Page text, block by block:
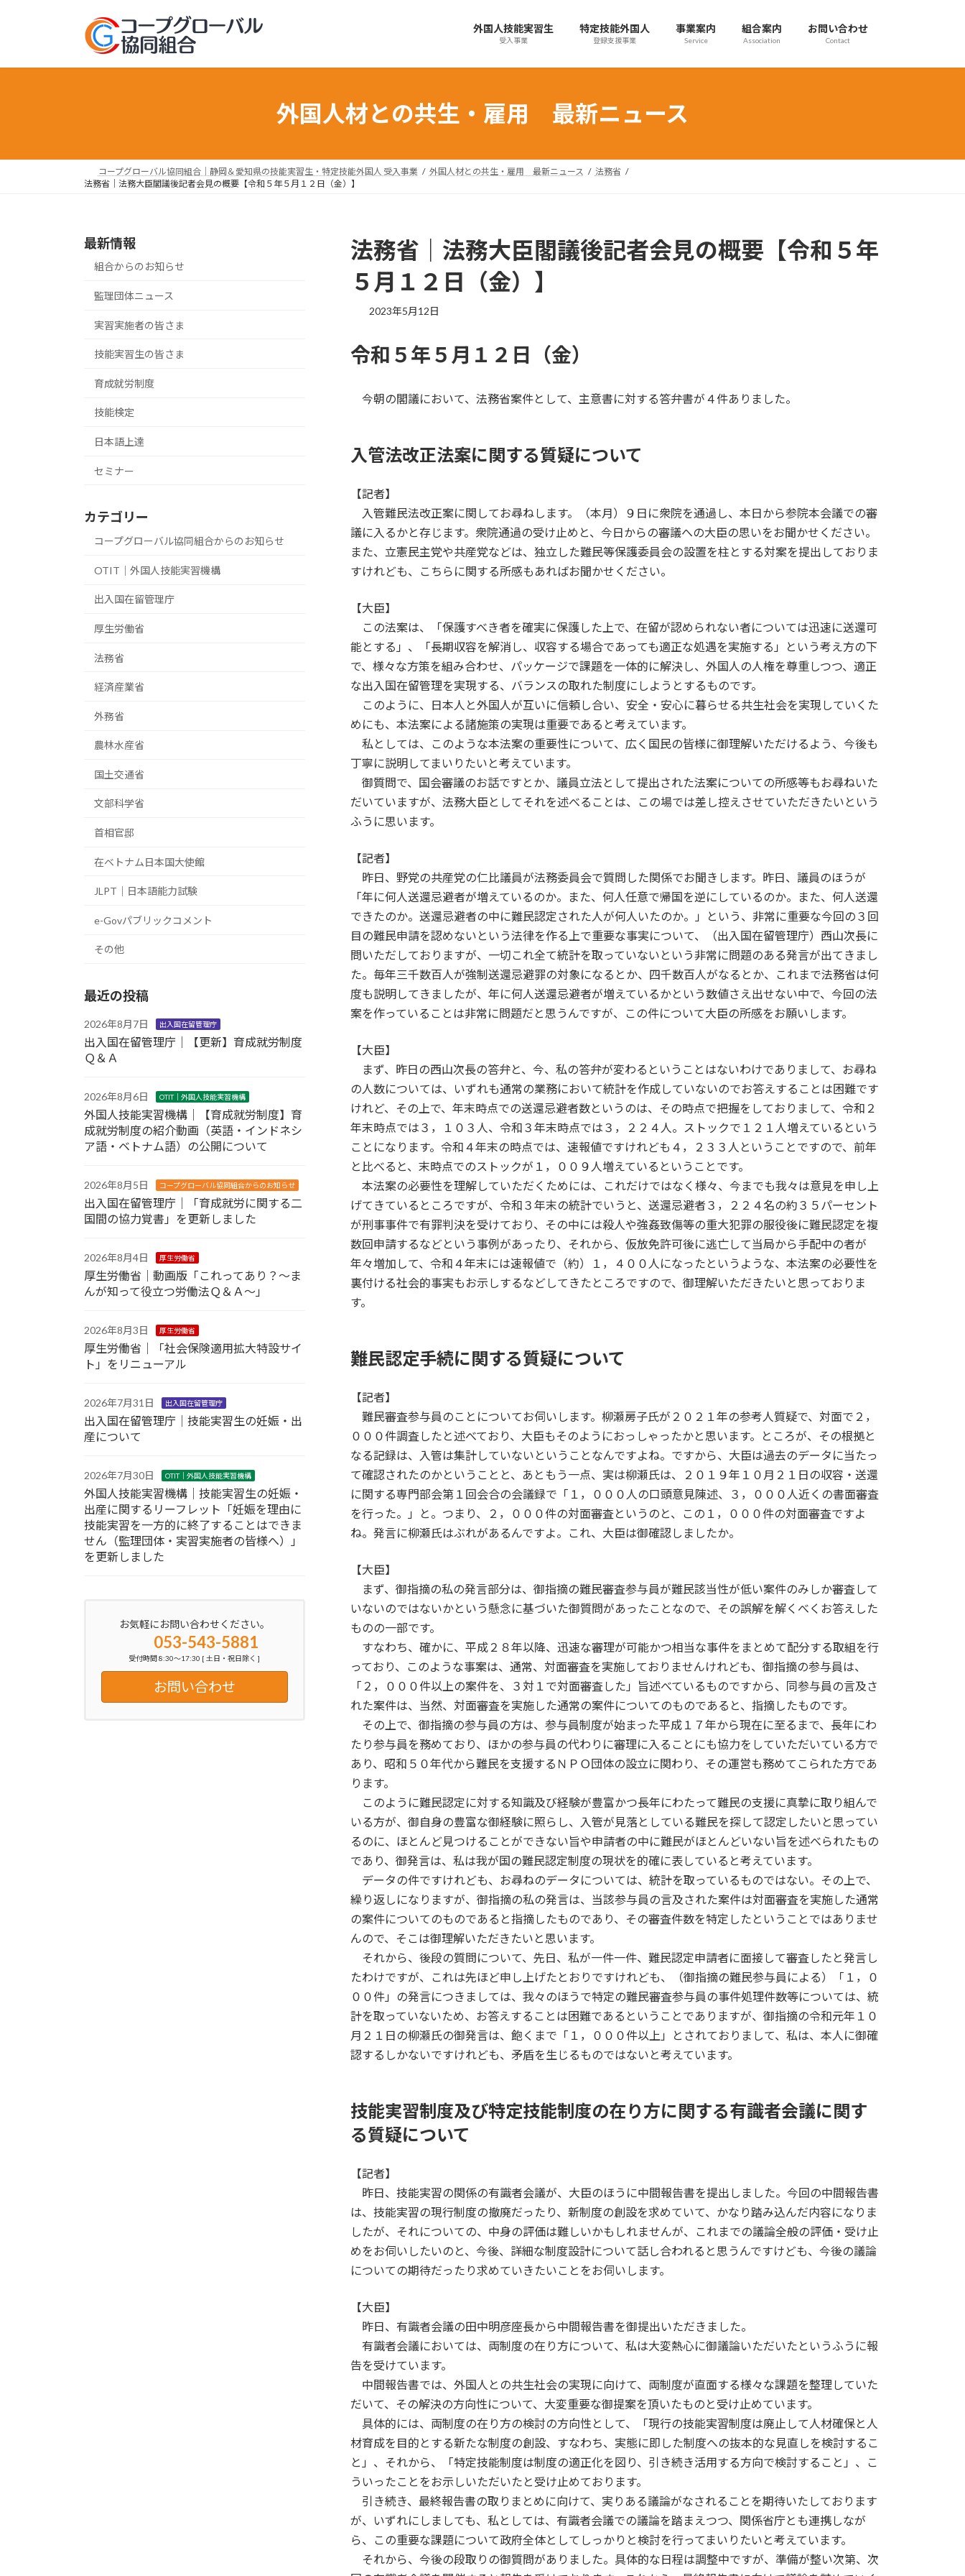
プ
動
外国人技能実習生
受入事業
特定技能外国人
登録支援事業
事業案内
Service
組合案内
Association
お問い合わせ
Contact
外国人材との共生・雇用 最新ニュース
コープグローバル協同組合｜静岡＆愛知県の技能実習生・特定技能外国人 受入事業 外国人材との共生・雇用 最新ニュース
法務省
法務省｜法務大臣閣議後記者会見の概要【令和５年５月１２日（金）】
法務省｜法務大臣閣議後記者会見の概要【令和５年
５月１２日（金）】
2023年5月12日
新
日
令和５年５月１２日（金）
今朝の閣議において、法務省案件として、主意書に対する答弁書が４件ありました。
入管法改正法案に関する質疑について
【記者】
入管難民法改正案に関してお尋ねします。（本月）９日に衆院を通過し、本日から参院本会議での審
議に入るかと存じます。衆院通過の受け止めと、今日からの審議への大臣の思いをお聞かせください。
また、立憲民主党や共産党などは、独立した難民等保護委員会の設置を柱とする対案を提出しておりま
すけれども、こちらに関する所感もあればお聞かせください。
【大臣】
この法案は、「保護すべき者を確実に保護した上で、在留が認められない者については迅速に送還可
能とする」、「長期収容を解消し、収容する場合であっても適正な処遇を実施する」という考え方の下
で、様々な方策を組み合わせ、パッケージで課題を一体的に解決し、外国人の人権を尊重しつつ、適正
な出入国在留管理を実現する、バランスの取れた制度にしようとするものです。
このように、日本人と外国人が互いに信頼し合い、安全・安心に暮らせる共生社会を実現していくた
めにも、本法案による諸施策の実現は重要であると考えています。
私としては、このような本法案の重要性について、広く国民の皆様に御理解いただけるよう、今後も
丁寧に説明してまいりたいと考えています。
御質問で、国会審議のお話ですとか、議員立法として提出された法案についての所感等もお尋ねいた
だいていますが、法務大臣としてそれを述べることは、この場では差し控えさせていただきたいという
ふうに思います。
【記者】
昨日、野党の共産党の仁比議員が法務委員会で質問した関係でお聞きします。昨日、議員のほうが
「年に何人送還忌避者が増えているのか。また、何人任意で帰国を逆にしているのか。また、何人送還
できたのか。送還忌避者の中に難民認定された人が何人いたのか。」という、非常に重要な今回の３回
目の難民申請を認めないという法律を作る上で重要な事実について、（出入国在留管理庁）西山次長に
問いただしておりますが、一切これ全て統計を取っていないという非常に問題のある発言が出てきまし
た。毎年三千数百人が強制送還忌避罪の対象になるとか、四千数百人がなるとか、これまで法務省は何
度も説明してきましたが、年に何人送還忌避者が増えているかという数値さえ出せない中で、今回の法
案を作っていることは非常に問題だと思うんですが、この件について大臣の所感をお願いします。
【大臣】
まず、昨日の西山次長の答弁と、今、私の答弁が変わるということはないわけでありまして、お尋ね
の人数については、いずれも通常の業務において統計を作成していないのでお答えすることは困難です
けれど、その上で、年末時点での送還忌避者数というのは、その時点で把握をしておりまして、令和２
年末時点では３，１０３人、令和３年末時点では３，２２４人。ストックで１２１人増えているという
ことになります。令和４年末の時点では、速報値ですけれども４，２３３人ということですので、前年
と比べると、末時点でのストックが１，００９人増えているということです。
本法案の必要性を理解していただくためには、これだけではなく様々、今までも我々は意見を申し上
げてきているところですが、令和３年末の統計でいうと、送還忌避者３，２２４名の約３５パーセント
が刑事事件で有罪判決を受けており、その中には殺人や強姦致傷等の重大犯罪の服役後に難民認定を複
数回申請するなどという事例があったり、それから、仮放免許可後に逃亡して当局から手配中の者が
年々増加して、令和４年末には速報値で（約）１，４００人になったというような、本法案の必要性を
裏付ける社会的事実もお示しするなどしてきたところですので、御理解いただきたいと思っておりま
す。
難民認定手続に関する質疑について
【記者】
難民審査参与員のことについてお伺いします。柳瀬房子氏が２０２１年の参考人質疑で、対面で２，
０００件調査したと述べており、大臣もそのようにおっしゃったかと思います。ところが、その根拠と
なる記録は、入管は集計していないということなんですよね。ですから、大臣は過去のデータに当たっ
て確認されたのかということと、あともう一点、実は柳瀬氏は、２０１９年１０月２１日の収容・送還
に関する専門部会第１回会合の会議録で「１，０００人の口頭意見陳述、３，０００人近くの書面審査
を行った。」と。つまり、２，０００件の対面審査というのと、この１，０００件の対面審査ですよ
ね。発言に柳瀬氏はぶれがあるんですよ。これ、大臣は御確認しましたか。
【大臣】
まず、御指摘の私の発言部分は、御指摘の難民審査参与員が難民該当性が低い案件のみしか審査して
いないのではないかという懸念に基づいた御質問があったことなので、その誤解を解くべくお答えした
ものの一部です。
すなわち、確かに、平成２８年以降、迅速な審理が可能かつ相当な事件をまとめて配分する取組を行
っており、このような事案は、通常、対面審査を実施しておりませんけれども、御指摘の参与員は、
「２，０００件以上の案件を、３対１で対面審査した」旨述べているものですから、同参与員の言及さ
れた案件は、当然、対面審査を実施した通常の案件についてのものであると、指摘したものです。
その上で、御指摘の参与員の方は、参与員制度が始まった平成１７年から現在に至るまで、長年にわ
たり参与員を務めており、ほかの参与員の代わりに審理に入ることにも協力をしていただいている方で
あり、昭和５０年代から難民を支援するＮＰＯ団体の設立に関わり、その運営も務めてこられた方であ
ります。
このように難民認定に対する知識及び経験が豊富かつ長年にわたって難民の支援に真摯に取り組んで
いる方が、御自身の豊富な御経験に照らし、入管が見落としている難民を探して認定したいと思ってい
るのに、ほとんど見つけることができない旨や申請者の中に難民がほとんどいない旨を述べられたもの
であり、御発言は、私は我が国の難民認定制度の現状を的確に表していると考えています。
データの件ですけれども、お尋ねのデータについては、統計を取っているものではない。その上で、
繰り返しになりますが、御指摘の私の発言は、当該参与員の言及された案件は対面審査を実施した通常
の案件についてのものであると指摘したものであり、その審査件数を特定したということではありませ
んので、そこは御理解いただきたいと思います。
それから、後段の質問について、先日、私が一件一件、難民認定申請者に面接して審査したと発言し
たわけですが、これは先ほど申し上げたとおりですけれども、（御指摘の難民参与員による）「１，０
００件」の発言につきましては、我々のほうで特定の難民審査参与員の事件処理件数等については、統
計を取っていないため、お答えすることは困難であるということでありますが、御指摘の令和元年１０
月２１日の柳瀬氏の御発言は、飽くまで「１，０００件以上」とされておりまして、私は、本人に御確
認するしかないですけれども、矛盾を生じるものではないと考えています。
技能実習制度及び特定技能制度の在り方に関する有識者会議に関す
る質疑について
【記者】
昨日、技能実習の関係の有識者会議が、大臣のほうに中間報告書を提出しました。今回の中間報告書
は、技能実習の現行制度の撤廃だったり、新制度の創設を求めていて、かなり踏み込んだ内容になりま
したが、それについての、中身の評価は難しいかもしれませんが、これまでの議論全般の評価・受け止
めをお伺いしたいのと、今後、詳細な制度設計について話し合われると思うんですけども、今後の議論
についての期待だったり求めていきたいことをお伺いします。
【大臣】
昨日、有識者会議の田中明彦座長から中間報告書を御提出いただきました。
有識者会議においては、両制度の在り方について、私は大変熱心に御議論いただいたというふうに報
告を受けています。
中間報告書では、外国人との共生社会の実現に向けて、両制度が直面する様々な課題を整理していた
だいて、その解決の方向性について、大変重要な御提案を頂いたものと受け止めています。
具体的には、両制度の在り方の検討の方向性として、「現行の技能実習制度は廃止して人材確保と人
材育成を目的とする新たな制度の創設、すなわち、実態に即した制度への抜本的な見直しを検討するこ
と」、それから、「特定技能制度は制度の適正化を図り、引き続き活用する方向で検討すること」、こ
ういったことをお示しいただいたと受け止めております。
引き続き、最終報告書の取りまとめに向けて、実りある議論がなされることを期待いたしております
が、いずれにしましても、私としては、有識者会議での議論を踏まえつつ、関係省庁とも連携しなが
ら、この重要な課題について政府全体としてしっかりと検討を行ってまいりたいと考えています。
それから、今後の段取りの御質問がありました。具体的な日程は調整中ですが、準備が整い次第、次
最新情報
組合からのお知らせ
監理団体ニュース
実習実施者の皆さま
技能実習生の皆さま
育成就労制度
技能検定
日本語上達
セミナー
カテゴリー
コープグローバル協同組合からのお知らせ
OTIT｜外国人技能実習機構
出入国在留管理庁
厚生労働省
法務省
経済産業省
外務省
農林水産省
国土交通省
文部科学省
首相官邸
在ベトナム日本国大使館
JLPT｜日本語能力試験
e-Govパブリックコメント
その他
最近の投稿
2026年8月7日 出入国在留管理庁
出入国在留管理庁｜【更新】育成就労制度
Ｑ＆Ａ
2026年8月6日 OTIT｜外国人技能実習機構
外国人技能実習機構｜【育成就労制度】育
成就労制度の紹介動画（英語・インドネシ
ア語・ベトナム語）の公開について
2026年8月5日 コープグローバル協同組合からのお知らせ
出入国在留管理庁｜「育成就労に関する二
国間の協力覚書」を更新しました
2026年8月4日 厚生労働省
厚生労働省｜動画版「これってあり？～ま
んが知って役立つ労働法Ｑ＆Ａ～」
2026年8月3日 厚生労働省
厚生労働省｜「社会保険適用拡大特設サイ
ト」をリニューアル
2026年7月31日 出入国在留管理庁
出入国在留管理庁｜技能実習生の妊娠・出
産について
2026年7月30日 OTIT｜外国人技能実習機構
外国人技能実習機構｜技能実習生の妊娠・
出産に関するリーフレット「妊娠を理由に
技能実習を一方的に終了することはできま
せん（監理団体・実習実施者の皆様へ）」
を更新しました
お気軽にお問い合わせください。
053-543-5881
受付時間 8:30～17:30 [ 土日・祝日除く ]
お問い合わせ